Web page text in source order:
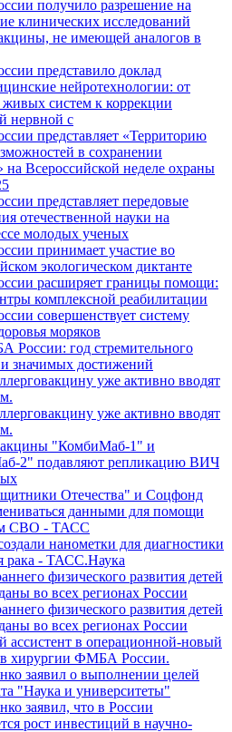
получило разрешение на
клинических исследований
не имеющей аналогов в
представило доклад
нейротехнологии: от
живых систем к коррекции
нервной с
представляет «Территорию
в сохранении
на Всероссийской неделе охраны
представляет передовые
отечественной науки на
молодых ученых
принимает участие во
экологическом диктанте
расширяет границы помощи:
комплексной реабилитации
совершенствует систему
моряков
год стремительного
и значимых достижений
уже активно вводят
уже активно вводят
"КомбиМаб-1" и
2" подавляют репликацию ВИЧ
Отечества" и Соцфонд
данными для помощи
СВО - ТАСС
нанометки для диагностики
рака - ТАСС.Наука
физического развития детей
во всех регионах России
физического развития детей
во всех регионах России
ассистент в операционной-новый
в хирургии ФМБА России.
заявил о выполнении целей
"Наука и университеты"
заявил, что в России
рост инвестиций в научно-